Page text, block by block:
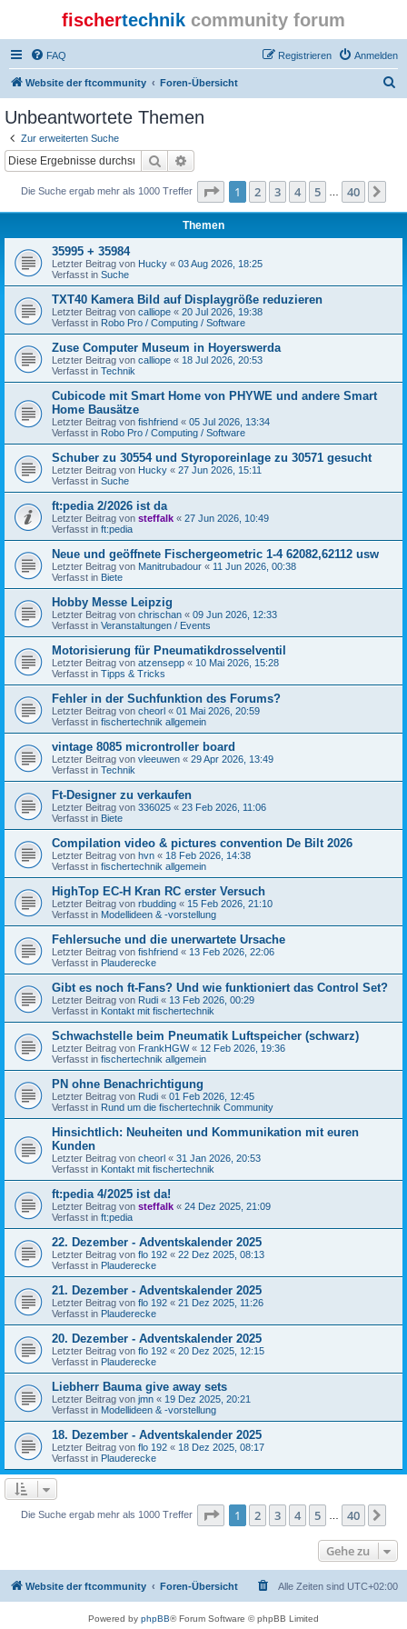
fischertechnik community forum
FAQ Anmelden
Registrieren
Website der ftcommunity Foren-Übersicht
Unbeantwortete Themen
Zur erweiterten Suche
Suche
Die Suche ergab mehr als 1000 Treffer Seite 1von 40
1 2 3 4 5 40
Themen
35995 + 35984
Letzter Beitrag von Hucky « 03 Aug 2026, 18:25
Verfasst in Suche
TXT40 Kamera Bild auf Displaygröße reduzieren
Letzter Beitrag von calliope « 20 Jul 2026, 19:38
Verfasst in Robo Pro / Computing / Software
Zuse Computer Museum in Hoyerswerda
Letzter Beitrag von calliope « 18 Jul 2026, 20:53
Verfasst in Technik
Cubicode mit Smart Home von PHYWE und andere Smart
Home Bausätze
Letzter Beitrag von fishfriend « 05 Jul 2026, 13:34
Verfasst in Robo Pro / Computing / Software
Schuber zu 30554 und Styroporeinlage zu 30571 gesucht
Letzter Beitrag von Hucky « 27 Jun 2026, 15:11
Verfasst in Suche
ft:pedia 2/2026 ist da
Letzter Beitrag von steffalk « 27 Jun 2026, 10:49
Verfasst in ft:pedia
Neue und geöffnete Fischergeometric 1-4 62082,62112 usw
Letzter Beitrag von Manitrubadour « 11 Jun 2026, 00:38
Verfasst in Biete
Hobby Messe Leipzig
Letzter Beitrag von chrischan « 09 Jun 2026, 12:33
Verfasst in Veranstaltungen / Events
Motorisierung für Pneumatikdrosselventil
Letzter Beitrag von atzensepp « 10 Mai 2026, 15:28
Verfasst in Tipps & Tricks
Fehler in der Suchfunktion des Forums?
Letzter Beitrag von cheorl « 01 Mai 2026, 20:59
Verfasst in fischertechnik allgemein
vintage 8085 microntroller board
Letzter Beitrag von vleeuwen « 29 Apr 2026, 13:49
Verfasst in Technik
Ft-Designer zu verkaufen
Letzter Beitrag von 336025 « 23 Feb 2026, 11:06
Verfasst in Biete
Compilation video & pictures convention De Bilt 2026
Letzter Beitrag von hvn « 18 Feb 2026, 14:38
Verfasst in fischertechnik allgemein
HighTop EC-H Kran RC erster Versuch
Letzter Beitrag von rbudding « 15 Feb 2026, 21:10
Verfasst in Modellideen & -vorstellung
Fehlersuche und die unerwartete Ursache
Letzter Beitrag von fishfriend « 13 Feb 2026, 22:06
Verfasst in Plauderecke
Gibt es noch ft-Fans? Und wie funktioniert das Control Set?
Letzter Beitrag von Rudi « 13 Feb 2026, 00:29
Verfasst in Kontakt mit fischertechnik
Schwachstelle beim Pneumatik Luftspeicher (schwarz)
Letzter Beitrag von FrankHGW« 12 Feb 2026, 19:36
Verfasst in fischertechnik allgemein
PN ohne Benachrichtigung
Letzter Beitrag von Rudi « 01 Feb 2026, 12:45
Verfasst in Rund um die fischertechnik Community
Hinsichtlich: Neuheiten und Kommunikation mit euren
Kunden
Letzter Beitrag von cheorl « 31 Jan 2026, 20:53
Verfasst in Kontakt mit fischertechnik
ft:pedia 4/2025 ist da!
Letzter Beitrag von steffalk « 24 Dez 2025, 21:09
Verfasst in ft:pedia
22. Dezember - Adventskalender 2025
Letzter Beitrag von flo 192 « 22 Dez 2025, 08:13
Verfasst in Plauderecke
21. Dezember - Adventskalender 2025
Letzter Beitrag von flo 192 « 21 Dez 2025, 11:26
Verfasst in Plauderecke
20. Dezember - Adventskalender 2025
Letzter Beitrag von flo 192 « 20 Dez 2025, 12:15
Verfasst in Plauderecke
Liebherr Bauma give away sets
Letzter Beitrag von jmn « 19 Dez 2025, 20:21
Verfasst in Modellideen & -vorstellung
18. Dezember - Adventskalender 2025
Letzter Beitrag von flo 192 « 18 Dez 2025, 08:17
Verfasst in Plauderecke
Die Suche ergab mehr als 1000 Treffer Seite 1von 40
1 2 3 4 5 40
Gehe zu
Website der ftcommunity Foren-Übersicht Alle Zeiten sind UTC+02:00
Powered by phpBB® Forum Software © phpBB Limited